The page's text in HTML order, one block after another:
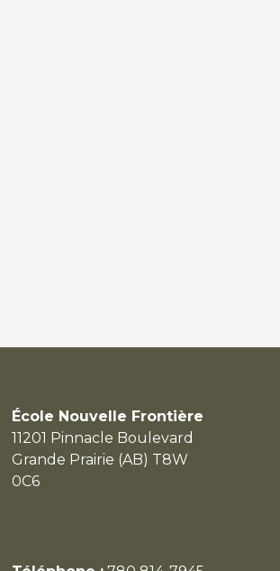
École Nouvelle Frontière
11201 Pinnacle Boulevard
Grande Prairie (AB) T8W
0C6